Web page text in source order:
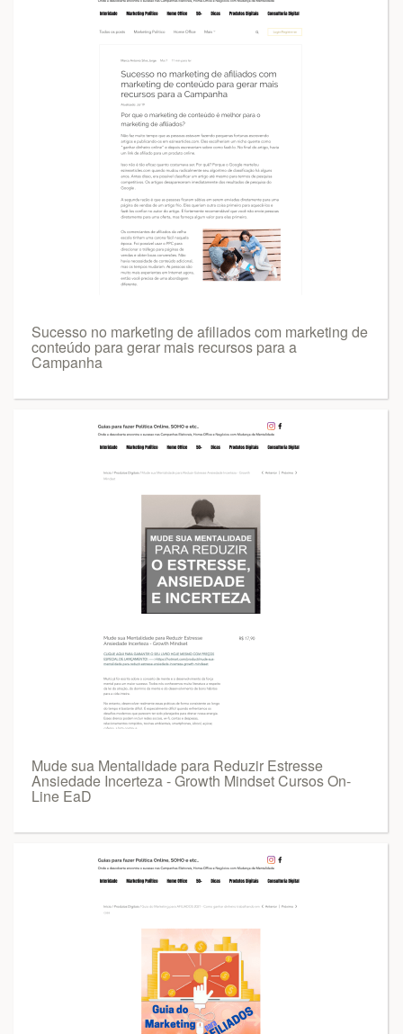
Sucesso no marketing de afiliados com marketing de
conteúdo para gerar mais recursos para a
Campanha
Mude sua Mentalidade para Reduzir Estresse
Ansiedade Incerteza - Growth Mindset Cursos On-
Line EaD